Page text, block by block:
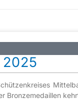
Bronzemedaillen